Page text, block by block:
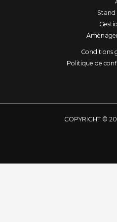
o
k
a
g
r
a
Stand
Conditions
Politique de
COPYRIGHT ©